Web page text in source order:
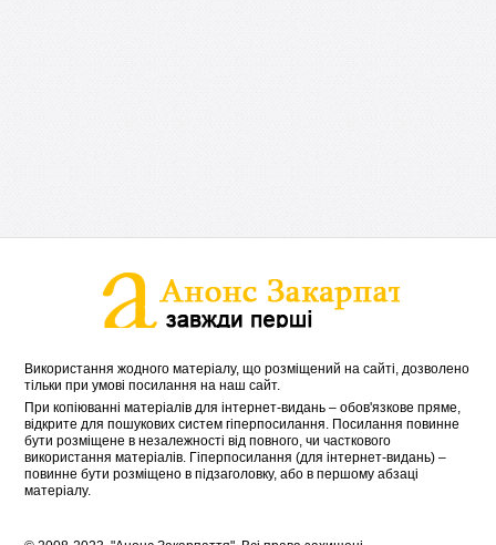
Використання жодного матеріалу, що розміщений на сайті, дозволено
тільки при умові посилання на наш сайт.
При копіюванні матеріалів для інтернет-видань – обов'язкове пряме,
відкрите для пошукових систем гіперпосилання. Посилання повинне
бути розміщене в незалежності від повного, чи часткового
використання матеріалів. Гіперпосилання (для інтернет-видань) –
повинне бути розміщено в підзаголовку, або в першому абзаці
матеріалу.